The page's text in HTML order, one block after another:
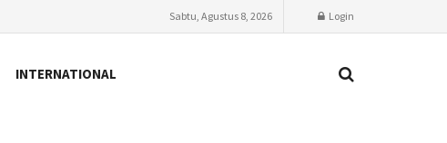
Sabtu, Agustus 8, 2026 Login
INTERNATIONAL